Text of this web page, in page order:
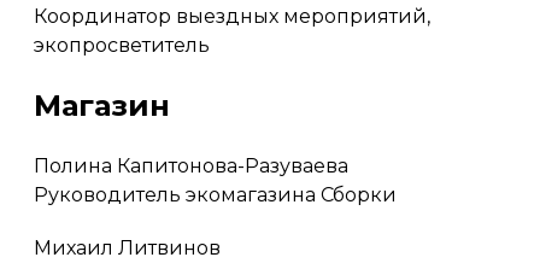
Координатор выездных мероприятий,
экопросветитель
Магазин
Полина Капитонова-Разуваева
Руководитель экомагазина Сборки
Михаил Литвинов